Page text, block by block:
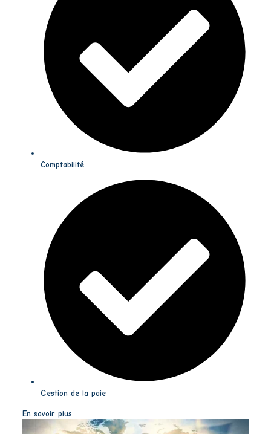
Comptabilité
Gestion de la paie
En savoir plus